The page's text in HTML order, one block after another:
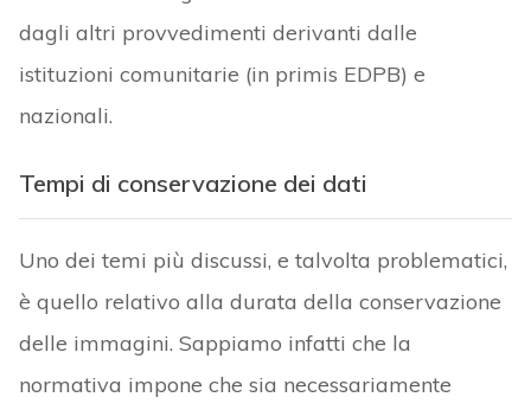
dagli altri provvedimenti derivanti dalle
istituzioni comunitarie (in primis EDPB) e
nazionali.
Tempi di conservazione dei dati
Uno dei temi più discussi, e talvolta problematici,
è quello relativo alla durata della conservazione
delle immagini. Sappiamo infatti che la
normativa impone che sia necessariamente